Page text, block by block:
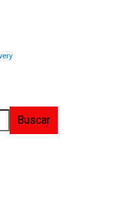
Buscar